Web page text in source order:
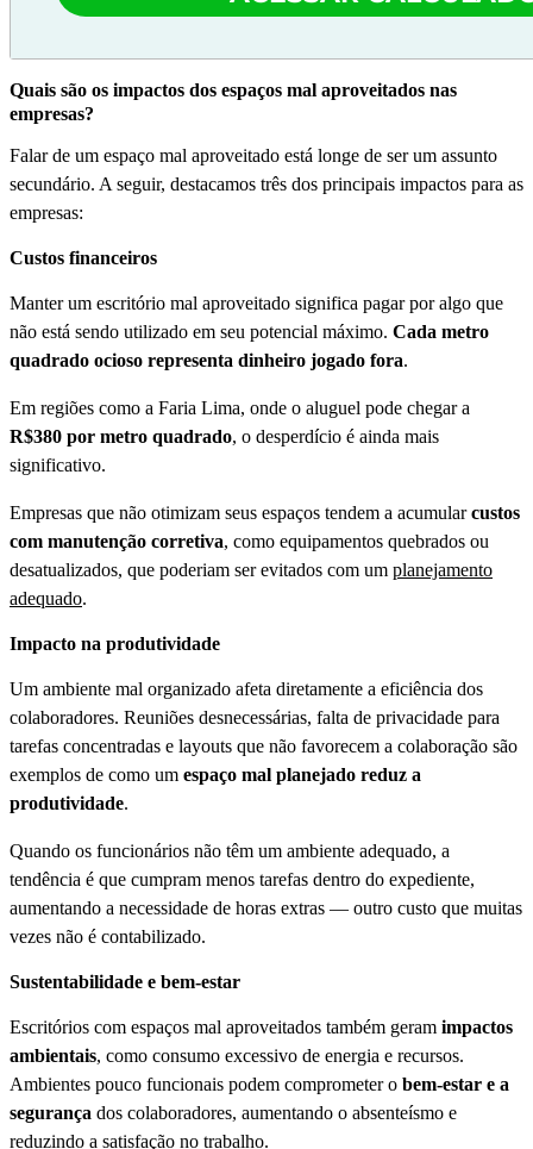
Quais são os impactos dos espaços mal aproveitados nas
empresas?
Falar de um espaço mal aproveitado está longe de ser um assunto
secundário. A seguir, destacamos três dos principais impactos para as
empresas:
Custos financeiros
Manter um escritório mal aproveitado significa pagar por algo que
não está sendo utilizado em seu potencial máximo. Cada metro
quadrado ocioso representa dinheiro jogado fora.
Em regiões como a Faria Lima, onde o aluguel pode chegar a
R$380 por metro quadrado, o desperdício é ainda mais
significativo.
Empresas que não otimizam seus espaços tendem a acumularcustos
com manutenção corretiva, como equipamentos quebrados ou
desatualizados, que poderiam ser evitados com um planejamento
adequado.
Impacto na produtividade
Um ambiente mal organizado afeta diretamente a eficiência dos
colaboradores. Reuniões desnecessárias, falta de privacidade para
tarefas concentradas e layouts que não favorecem a colaboração são
exemplos de como um espaço mal planejado reduz a
produtividade.
Quando os funcionários não têm um ambiente adequado, a
tendência é que cumpram menos tarefas dentro do expediente,
aumentando a necessidade de horas extras — outro custo que muitas
vezes não é contabilizado.
Sustentabilidade e bem-estar
Escritórios com espaços mal aproveitados também geram impactos
ambientais, como consumo excessivo de energia e recursos.
Ambientes pouco funcionais podem comprometer o bem-estar e a
segurança dos colaboradores, aumentando o absenteísmo e
reduzindo a satisfação no trabalho.